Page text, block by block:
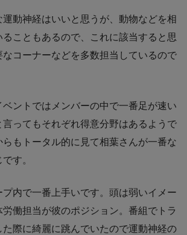
運動神経はいいと思うが、動物などを相
こともあるので、これに該当すると思
なコーナーなどを多数担当しているので
ベントではメンバーの中で一番足が速い
ってもそれぞれ得意分野はあるようで
もトータル的に見て相葉さんが一番な
す。
プ内で一番上手いです。頭は弱いイメー
労働担当が彼のポジション。番組でトラ
た際に綺麗に跳んでいたので運動神経の